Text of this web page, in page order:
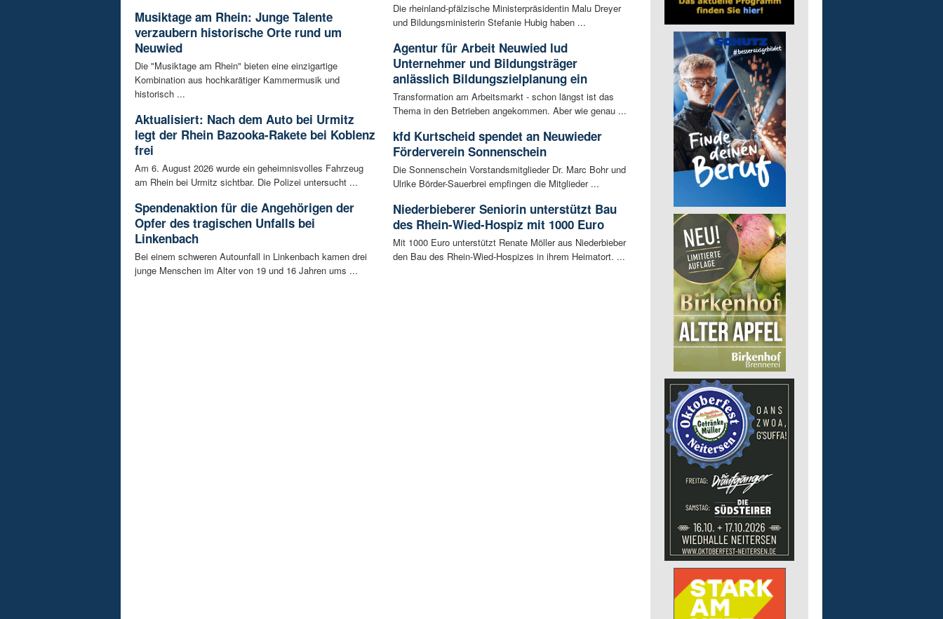
Musiktage am Rhein: Junge Talente
verzaubern historische Orte rund um
Neuwied
Die "Musiktage am Rhein" bieten eine einzigartige
Kombination aus hochkarätiger Kammermusik und
historisch ...
Aktualisiert: Nach dem Auto bei Urmitz
legt der Rhein Bazooka-Rakete bei Koblenz
frei
Am 6. August 2026 wurde ein geheimnisvolles Fahrzeug
am Rhein bei Urmitz sichtbar. Die Polizei untersucht ...
Spendenaktion für die Angehörigen der
Opfer des tragischen Unfalls bei
Linkenbach
Bei einem schweren Autounfall in Linkenbach kamen drei
junge Menschen im Alter von 19 und 16 Jahren ums ...
Die rheinland-pfälzische Ministerpräsidentin Malu Dreyer
und Bildungsministerin Stefanie Hubig haben ...
Agentur für Arbeit Neuwied lud
Unternehmer und Bildungsträger
anlässlich Bildungszielplanung ein
Transformation am Arbeitsmarkt - schon längst ist das
Thema in den Betrieben angekommen. Aber wie genau ...
kfd Kurtscheid spendet an Neuwieder
Förderverein Sonnenschein
Die Sonnenschein Vorstandsmitglieder Dr. Marc Bohr und
Ulrike Börder-Sauerbrei empfingen die Mitglieder ...
Niederbieberer Seniorin unterstützt Bau
des Rhein-Wied-Hospiz mit 1000 Euro
Mit 1000 Euro unterstützt Renate Möller aus Niederbieber
den Bau des Rhein-Wied-Hospizes in ihrem Heimatort. ...